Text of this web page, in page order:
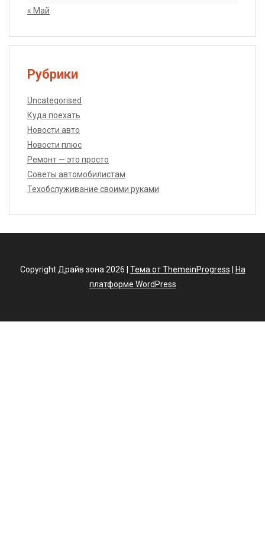
« Май
Рубрики
Uncategorised
Куда поехать
Новости авто
Новости плюс
Ремонт — это просто
Советы автомобилистам
Техобслуживание своими руками
Copyright Драйв зона 2026 | Тема от ThemeinProgress
На
платформе WordPress